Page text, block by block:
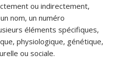
ou indirectement,
nom, un numéro
éléments spécifiques,
physiologique, génétique,
ou sociale.